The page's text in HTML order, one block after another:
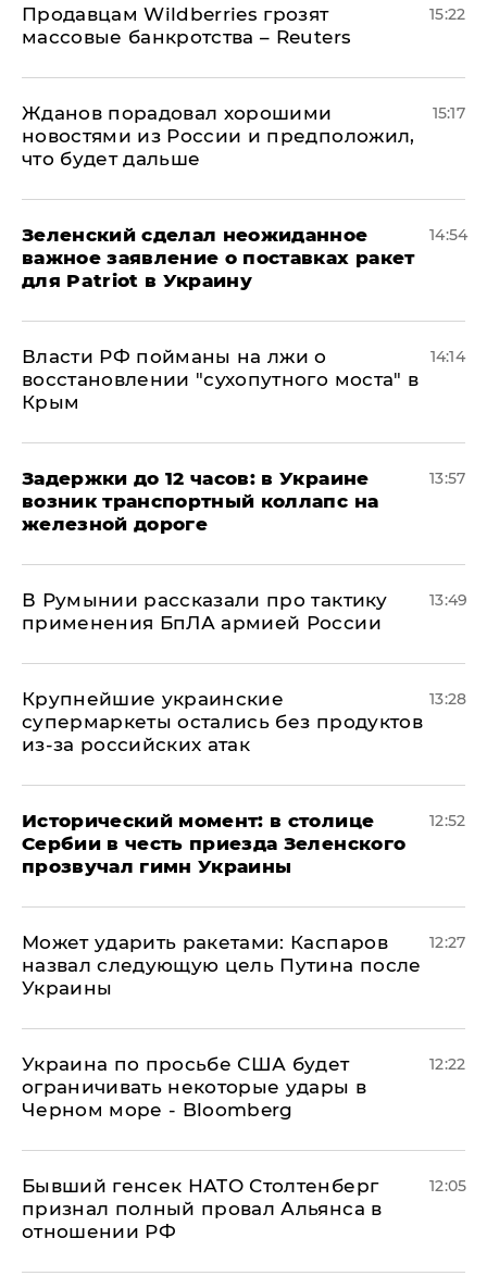
Продавцам Wildberries грозят
массовые банкротства – Reuters
15:22
Жданов порадовал хорошими
новостями из России и предположил,
что будет дальше
15:17
Зеленский сделал неожиданное
важное заявление о поставках ракет
для Patriot в Украину
14:54
Власти РФ пойманы на лжи о
восстановлении "сухопутного моста" в
Крым
14:14
Задержки до 12 часов: в Украине
возник транспортный коллапс на
железной дороге
13:57
В Румынии рассказали про тактику
применения БпЛА армией России
13:49
Крупнейшие украинские
супермаркеты остались без продуктов
из-за российских атак
13:28
Исторический момент: в столице
Сербии в честь приезда Зеленского
прозвучал гимн Украины
12:52
Может ударить ракетами: Каспаров
назвал следующую цель Путина после
Украины
12:27
Украина по просьбе США будет
ограничивать некоторые удары в
Черном море - Bloomberg
12:22
Бывший генсек НАТО Столтенберг
признал полный провал Альянса в
отношении РФ
12:05